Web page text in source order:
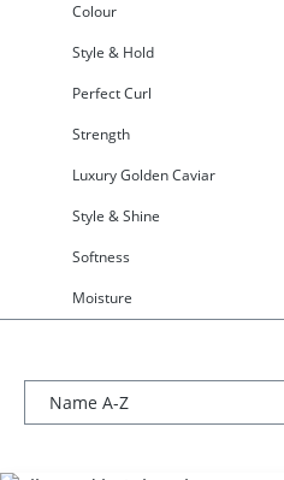
Colour
Style & Hold
Perfect Curl
Strength
Luxury Golden Caviar
Style & Shine
Softness
Moisture